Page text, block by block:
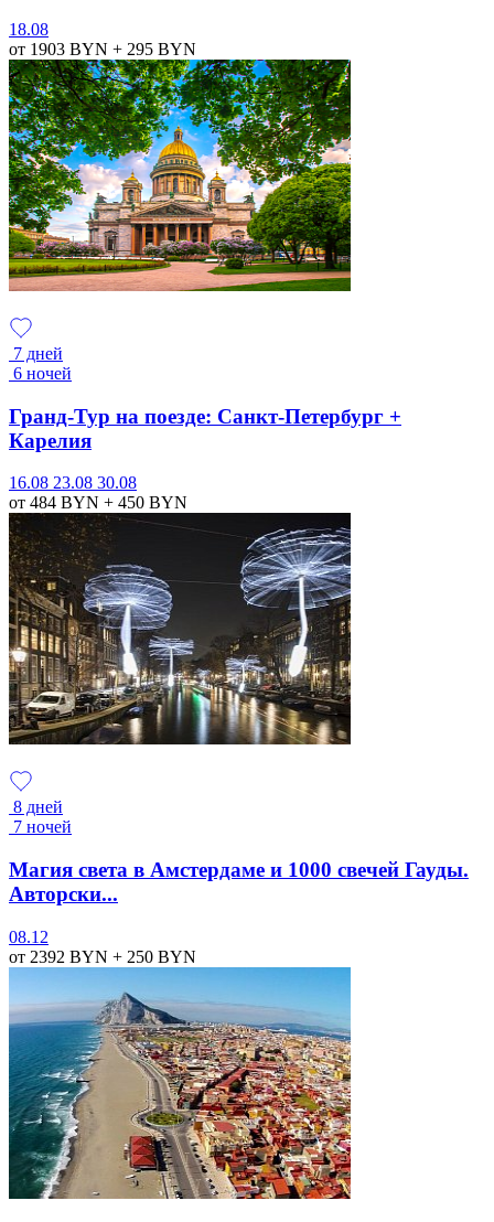
18.08
от 1903 BYN + 295 BYN
7 дней
6 ночей
Гранд-Тур на поезде: Санкт-Петербург +
Карелия
16.08 23.08 30.08
от 484 BYN + 450 BYN
8 дней
7 ночей
Магия света в Амстердаме и 1000 свечей Гауды.
Авторски...
08.12
от 2392 BYN + 250 BYN